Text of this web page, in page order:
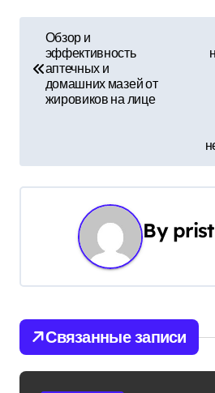
г
а
п
о
Обзор и
эффективность
аптечных и
домашних мазей от
жировиков на лице
By
Связанные записи